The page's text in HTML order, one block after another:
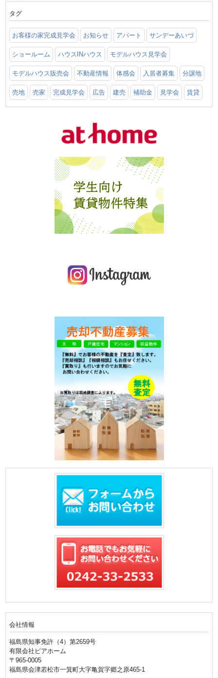
タグ
お客様の家完成見学会 お知らせ アパート サンデーあいづ
ショールーム ハウスINハウス モデルハウス見学会
モデルハウス販売会 不動産情報 体感会 入居者募集 分譲地
売地 売家 完成見学会 広告 建売 補助金 見学会 賃貸
会社情報
福島県知事免許（4）第2659号
有限会社ピアホーム
〒965-0005
福島県会津若松市一箕町大字亀賀字郷之原465-1